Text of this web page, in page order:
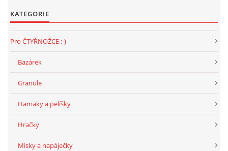
KATEGORIE
Pro ČTYŘNOŽCE :-)
Bazárek
Granule
Hamaky a pelíšky
Hračky
Misky a napáječky